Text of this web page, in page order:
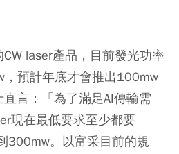
laser產品，目前發光功率
，預計年底才會推出100mw
言：「為了滿足AI傳輸需
現在最低要求至少都要
300mw。以富采目前的規